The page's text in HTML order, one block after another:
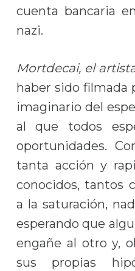
cuenta bancaria
nazi.
Mortdecai, el
haber sido filmada
imaginario del
al que todos
oportunidades.
tanta acción y
conocidos, tantos
a la saturación,
esperando que
engañe al otro y,
sus propias